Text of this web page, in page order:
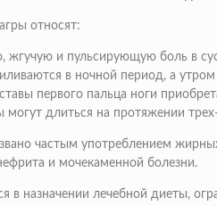
относят:
жгучую и пульсирующую боль в
в ночной период, а утром
первого пальца ноги
могут длиться на протяжении
частым употреблением
и мочекаменной болезни.
в назначении лечебной диеты,